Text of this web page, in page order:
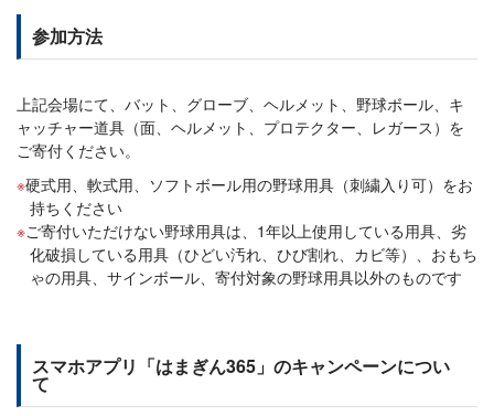
参加方法
上記会場にて、バット、グローブ、ヘルメット、野球ボール、キ
ャッチャー道具（面、ヘルメット、プロテクター、レガース）を
ご寄付ください。
硬式用、軟式用、ソフトボール用の野球用具（刺繍入り可）をお
持ちください
ご寄付いただけない野球用具は、1年以上使用している用具、劣
化破損している用具（ひどい汚れ、ひび割れ、カビ等）、おもち
ゃの用具、サインボール、寄付対象の野球用具以外のものです
スマホアプリ「はまぎん365」のキャンペーンについ
て